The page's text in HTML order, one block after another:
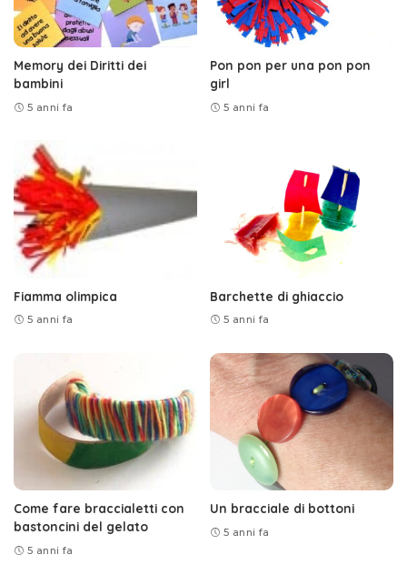
Memory dei Diritti dei
bambini
5 anni fa
Pon pon per una pon pon
girl
5 anni fa
Fiamma olimpica
5 anni fa
Barchette di ghiaccio
5 anni fa
Come fare braccialetti con
bastoncini del gelato
5 anni fa
Un bracciale di bottoni
5 anni fa